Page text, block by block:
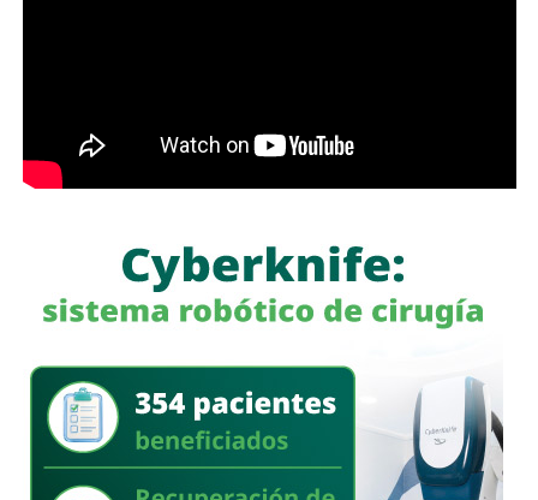
La legisladora destacó que, la Ley General de Movilidad y
Seguridad Vial establece la obligación de las autoridades
competentes de implementar medidas preventivas
en la mayor medida posible, la protección de la vida y la
integridad física de las personas durante sus
desplazamientos por las vías públicas.